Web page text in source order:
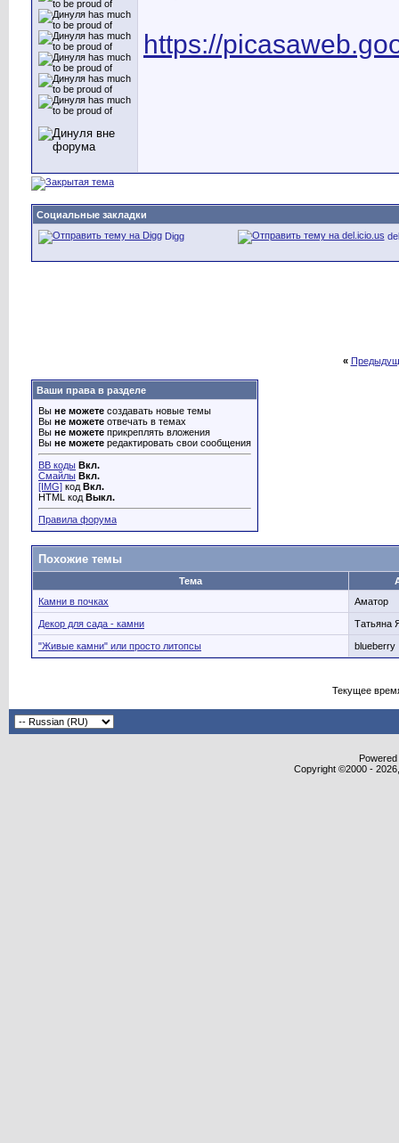
https://
Социальные закладки
Digg
«
Ваши права в разделе
Вы не можете создавать новые темы
Вы не можете отвечать в темах
Вы не можете прикреплять вложения
Вы не можете редактировать свои сообщения
BB коды Вкл.
Смайлы Вкл.
[IMG] код Вкл.
HTML код Выкл.
Правила форума
Похожие темы
Тема
Камни в почках
Аматор
Декор для сада - камни Татьяна
"Живые камни" или просто литопсы blueberry
Текущее
Copyright ©2000 -